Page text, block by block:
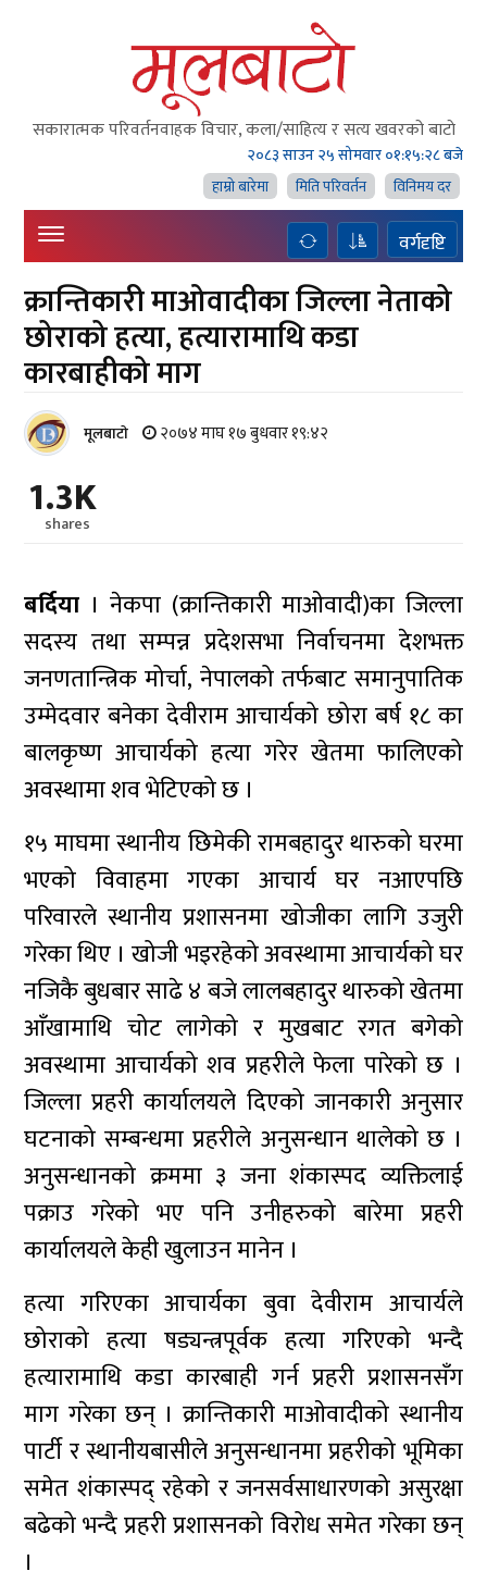
सकारात्मक परिवर्तनवाहक विचार, कला/साहित्य र सत्य खवरको बाटाे
२०८३ साउन २५ सोमवार०१:१५:२९ बजे
हाम्राे बारेमा
मिति परिवर्तन विनिमय दर
वर्गदृष्टि
क्रान्तिकारी माओवादीका जिल्ला नेताको
छोराको हत्या, हत्यारामाथि कडा
कारबाहीको माग
मूलबाटाे २०७४ माघ १७ बुधवार १९:४२
1.3K
shares
बर्दिया । नेकपा (क्रान्तिकारी माओवादी)का जिल्ला
सदस्य तथा सम्पन्न प्रदेशसभा निर्वाचनमा देशभक्त
जनणतान्त्रिक मोर्चा, नेपालको तर्फबाट समानुपातिक
उम्मेदवार बनेका देवीराम आचार्यको छोरा बर्ष १८ का
बालकृष्ण आचार्यको हत्या गरेर खेतमा फालिएको
अवस्थामा शव भेटिएको छ ।
१५ माघमा स्थानीय छिमेकी रामबहादुर थारुको घरमा
भएको विवाहमा गएका आचार्य घर नआएपछि
परिवारले स्थानीय प्रशासनमा खोजीका लागि उजुरी
गरेका थिए । खोजी भइरहेको अवस्थामा आचार्यको घर
नजिकै बुधबार साढे ४ बजे लालबहादुर थारुको खेतमा
आँखामाथि चोट लागेको र मुखबाट रगत बगेको
अवस्थामा आचार्यको शव प्रहरीले फेला पारेको छ ।
जिल्ला प्रहरी कार्यालयले दिएको जानकारी अनुसार
घटनाको सम्बन्धमा प्रहरीले अनुसन्धान थालेको छ ।
अनुसन्धानको क्रममा ३ जना शंकास्पद व्यक्तिलाई
पक्राउ गरेको भए पनि उनीहरुको बारेमा प्रहरी
कार्यालयले केही खुलाउन मानेन ।
हत्या गरिएका आचार्यका बुवा देवीराम आचार्यले
छोराको हत्या षड्यन्त्रपूर्वक हत्या गरिएको भन्दै
हत्यारामाथि कडा कारबाही गर्न प्रहरी प्रशासनसँग
माग गरेका छन् । क्रान्तिकारी माओवादीको स्थानीय
पार्टी र स्थानीयबासीले अनुसन्धानमा प्रहरीको भूमिका
समेत शंकास्पद् रहेको र जनसर्वसाधारणको असुरक्षा
बढेको भन्दै प्रहरी प्रशासनको विरोध समेत गरेका छन्
।